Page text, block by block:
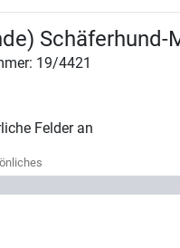
Schäferhund-
19/4421
Felder an